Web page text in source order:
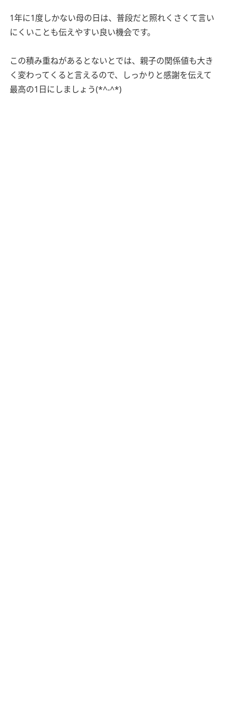
1年に1度しかない母の日は、普段だと照れくさくて言い
にくいことも伝えやすい良い機会です。
この積み重ねがあるとないとでは、親子の関係値も大き
く変わってくると言えるので、しっかりと感謝を伝えて
最高の1日にしましょう(*^-^*)